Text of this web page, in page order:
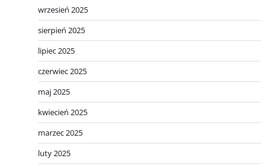
wrzesień 2025
sierpień 2025
lipiec 2025
czerwiec 2025
maj 2025
kwiecień 2025
marzec 2025
luty 2025